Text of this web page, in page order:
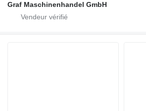
Graf Maschinenhandel GmbH